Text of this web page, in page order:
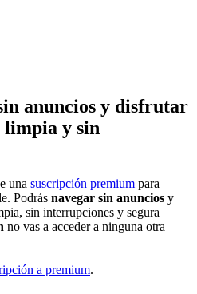
anuncios y disfrutar
limpia y sin
una suscripción premium para
Podrás navegar sin anuncios y
sin interrupciones y segura
no vas a acceder a ninguna otra
a premium.